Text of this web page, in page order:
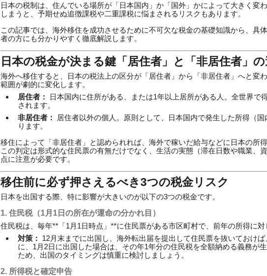
日本の税制は、住んでいる場所が「日本国内」か「国外」かによって大きく変
しまうと、予期せぬ追徴課税や二重課税に悩まされるリスクもあります。
この記事では、海外移住を成功させるために不可欠な税金の基礎知識から、具
者の方にも分かりやすく徹底解説します。
日本の税金が決まる鍵「居住者」と「非居住者」
海外へ移住すると、日本の税法上の区分が「居住者」から「非居住者」へと変
範囲が劇的に変化します。
居住者：
日本国内に住所がある、または1年以上居所がある人。全世界で
されます。
非居住者：
居住者以外の個人。原則として、日本国内で発生した所得（
ります。
移住によって「非居住者」と認められれば、海外で稼いだ給与などに日本の所
この判定は形式的な住民票の有無だけでなく、生活の実態（滞在日数や職業、
点に注意が必要です。
移住前に必ず押さえるべき3つの税金リスク
日本を出国する際、特に影響が大きいのが以下の3つの税金です。
1. 住民税（1月1日の所在が運命の分かれ目）
住民税は、毎年**「1月1日時点」**に住民票がある市区町村で、前年の所得に対
対策：
12月末までに出国し、海外転出届を提出して住民票を抜いておけ
に、1月2日に出国した場合は、その年1年分の住民税を全額納める義務が
ため、出国のタイミングは慎重に検討しましょう。
2. 所得税と確定申告